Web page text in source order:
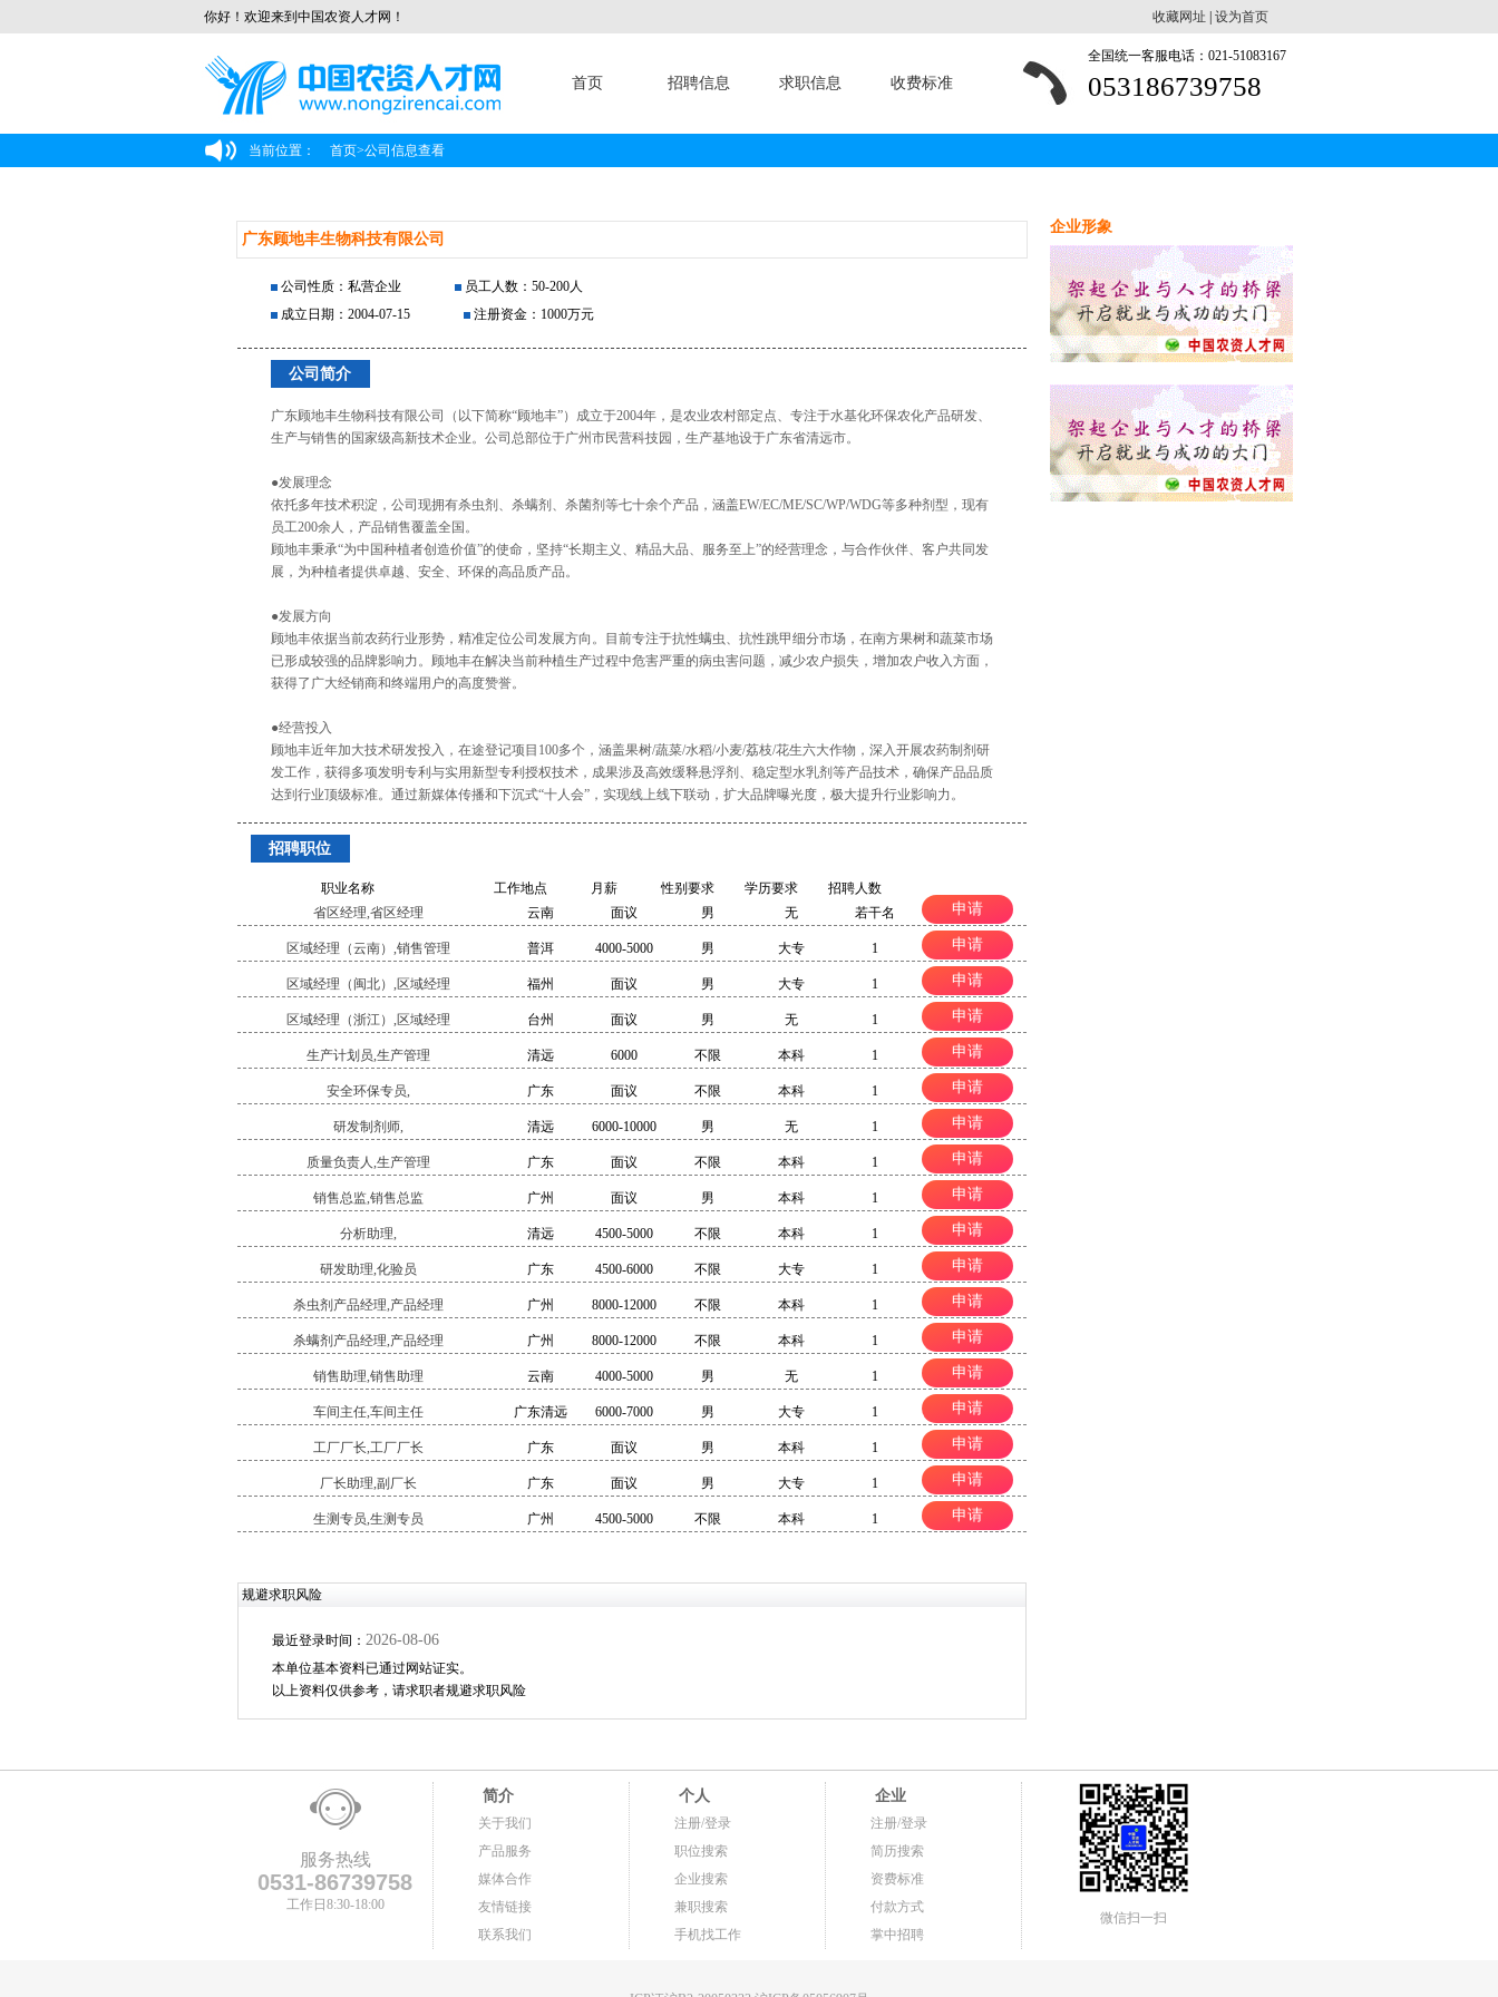
你好！欢迎来到中国农资人才网！ 收藏网址 设为首页
首页 招聘信息 求职信息 收费标准
全国统一客服电话：021-51083167
053186739758
当前位置： 首页>公司信息查看
广东顾地丰生物科技有限公司
公司性质：私营企业
员工人数：50-200人
成立日期：2004-07-15
注册资金：1000万元
公司简介
广东顾地丰生物科技有限公司（以下简称“顾地丰”）成立于2004年，是农业农村部定点、专注于水基化环保农化产品研发、
生产与销售的国家级高新技术企业。公司总部位于广州市民营科技园，生产基地设于广东省清远市。
●发展理念
依托多年技术积淀，公司现拥有杀虫剂、杀螨剂、杀菌剂等七十余个产品，涵盖EW/EC/ME/SC/WP/WDG等多种剂型，现有
员工200余人，产品销售覆盖全国。
顾地丰秉承“为中国种植者创造价值”的使命，坚持“长期主义、精品大品、服务至上”的经营理念，与合作伙伴、客户共同发
展，为种植者提供卓越、安全、环保的高品质产品。
●发展方向
顾地丰依据当前农药行业形势，精准定位公司发展方向。目前专注于抗性螨虫、抗性跳甲细分市场，在南方果树和蔬菜市场
已形成较强的品牌影响力。顾地丰在解决当前种植生产过程中危害严重的病虫害问题，减少农户损失，增加农户收入方面，
获得了广大经销商和终端用户的高度赞誉。
●经营投入
顾地丰近年加大技术研发投入，在途登记项目100多个，涵盖果树/蔬菜/水稻/小麦/荔枝/花生六大作物，深入开展农药制剂研
发工作，获得多项发明专利与实用新型专利授权技术，成果涉及高效缓释悬浮剂、稳定型水乳剂等产品技术，确保产品品质
达到行业顶级标准。通过新媒体传播和下沉式“十人会”，实现线上线下联动，扩大品牌曝光度，极大提升行业影响力。
招聘职位
职业名称 工作地点 月薪 性别要求 学历要求
招聘人数
省区经理,省区经理
云南 面议 男 无 若干名 申请
区域经理（云南）,销售管理 普洱 4000-5000 男 大专 1 申请
区域经理（闽北）,区域经理 福州 面议 男 大专 1 申请
区域经理（浙江）,区域经理 台州 面议 男 无 1 申请
生产计划员,生产管理 清远 6000 不限 本科 1 申请
安全环保专员, 广东 面议 不限 本科 1 申请
研发制剂师, 清远 6000-10000 男 无 1 申请
质量负责人,生产管理 广东 面议 不限 本科 1 申请
销售总监,销售总监 广州 面议 男 本科 1 申请
分析助理, 清远 4500-5000 不限 本科 1 申请
研发助理,化验员 广东 4500-6000 不限 大专 1 申请
杀虫剂产品经理,产品经理 广州 8000-12000 不限 本科 1 申请
杀螨剂产品经理,产品经理 广州 8000-12000 不限 本科 1 申请
销售助理,销售助理 云南 4000-5000 男 无 1 申请
车间主任,车间主任 广东清远 6000-7000 男 大专 1 申请
工厂厂长,工厂厂长 广东 面议 男 本科 1 申请
厂长助理,副厂长 广东 面议 男 大专 1 申请
生测专员,生测专员 广州 4500-5000 不限 本科 1 申请
规避求职风险
最近登录时间： 2026-08-06
本单位基本资料已通过网站证实。
以上资料仅供参考，请求职者规避求职风险
企业形象
服务热线
0531-86739758
工作日8:30-18:00
简介
关于我们
产品服务
媒体合作
友情链接
联系我们
个人
注册/登录
职位搜索
企业搜索
兼职搜索
手机找工作
企业
注册/登录
简历搜索
资费标准
付款方式
掌中招聘
微信扫一扫